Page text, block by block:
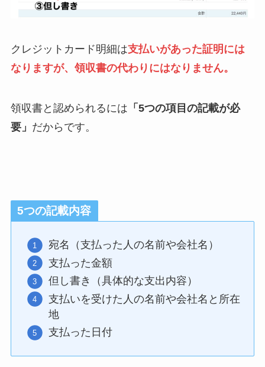
クレジットカード明細は支払いがあった証明には
なりますが、領収書の代わりにはなりません。
領収書と認められるには 「5つの項目の記載が必
要」 だからです。
5つの記載内容
宛名（支払った人の名前や会社名）
支払った金額
但し書き（具体的な支出内容）
支払いを受けた人の名前や会社名と所在
地
支払った日付